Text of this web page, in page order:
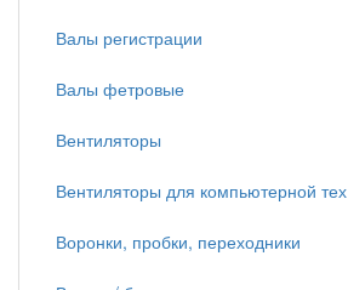
Валы регистрации
Валы фетровые
Вентиляторы
Вентиляторы для компьютерной тех
Воронки, пробки, переходники